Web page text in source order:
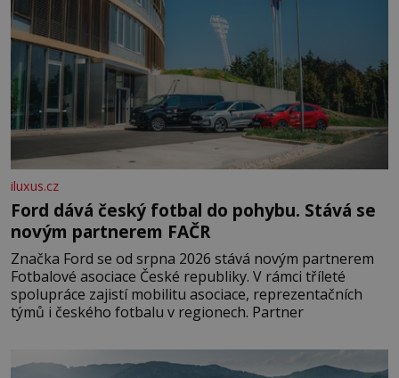
iluxus.cz
Ford dává český fotbal do pohybu. Stává se
novým partnerem FAČR
Značka Ford se od srpna 2026 stává novým partnerem
Fotbalové asociace České republiky. V rámci tříleté
spolupráce zajistí mobilitu asociace, reprezentačních
týmů i českého fotbalu v regionech. Partner